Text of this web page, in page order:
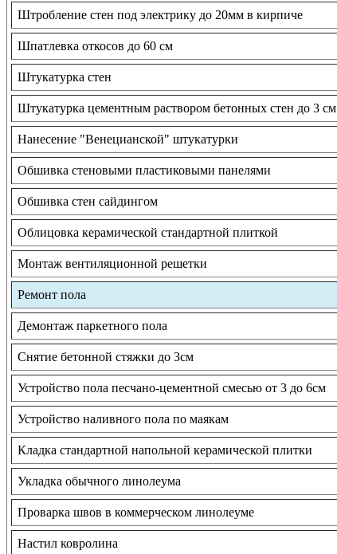
Штробление стен под электрику до 20мм в кирпиче
Шпатлевка откосов до 60 см
Штукатурка стен
Штукатурка цементным раствором бетонных стен до 3 см
Нанесение "Венецианской" штукатурки
Обшивка стеновыми пластиковыми панелями
Обшивка стен сайдингом
Облицовка керамической стандартной плиткой
Монтаж вентиляционной решетки
Ремонт пола
Демонтаж паркетного пола
Снятие бетонной стяжки до 3см
Устройство пола песчано-цементной смесью от 3 до 6см
Устройство наливного пола по маякам
Кладка стандартной напольной керамической плитки
Укладка обычного линолеума
Проварка швов в коммерческом линолеуме
Настил ковролина